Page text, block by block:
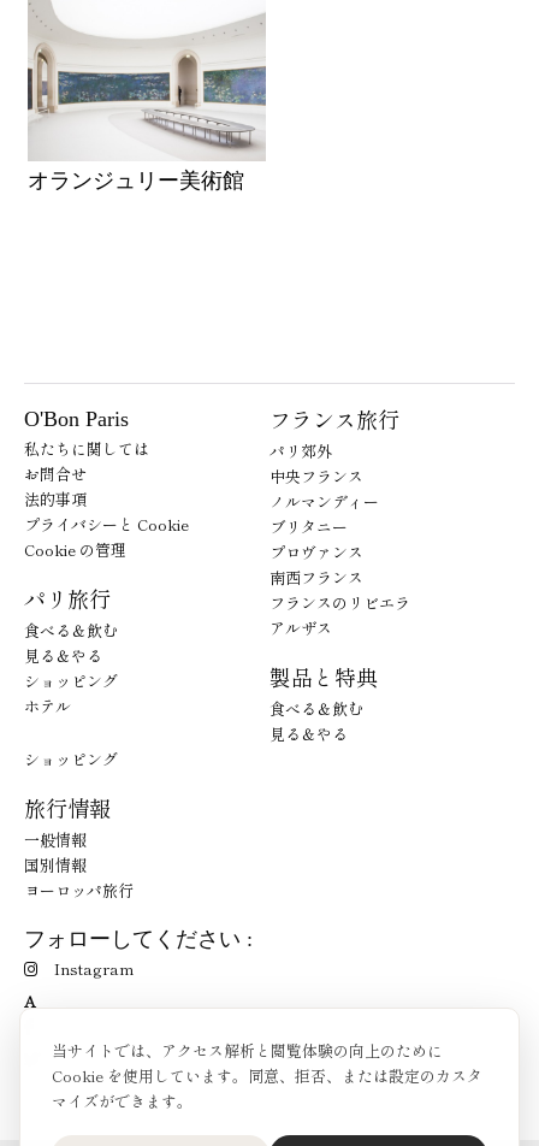
当サイトでは、アクセス解析と閲覧体験の向上のために
Cookie を使用しています。同意、拒否、または設定のカスタ
マイズができます。
オランジュリー美術館
O'Bon Paris
私たちに関しては
お問合せ
法的事項
プライバシーと Cookie
Cookie の管理
パリ旅行
食べる＆飲む
見る＆やる
ショッピング
ホテル
フランス旅行
パリ郊外
中央フランス
ノルマンディー
ブリタニー
プロヴァンス
南西フランス
フランスのリビエラ
アルザス
製品と特典
食べる＆飲む
見る＆やる
ショッピング
旅行情報
一般情報
国別情報
ヨーロッパ旅行
フォローしてください :
Instagram
A